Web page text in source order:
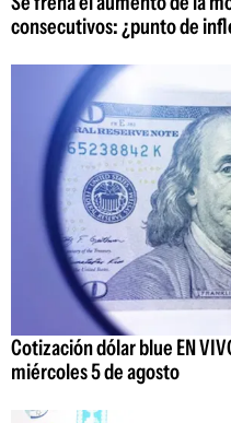
consecutivos: ¿punto de
Cotización dólar blue EN
miércoles 5 de agosto